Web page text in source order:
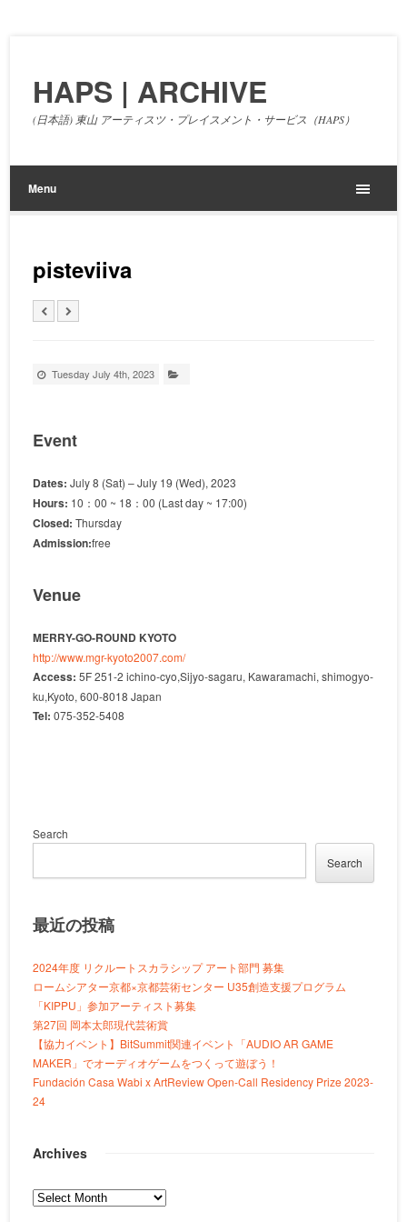
HAPS | ARCHIVE
(日本語) 東山 アーティスツ・プレイスメント・サービス（HAPS）
Menu
pisteviiva
Tuesday July 4th, 2023
Event
Dates: July 8 (Sat) – July 19 (Wed), 2023
Hours: 10：00 ~ 18：00 (Last day ~ 17:00)
Closed: Thursday
Admission:free
Venue
MERRY-GO-ROUND KYOTO
http://www.mgr-kyoto2007.com/
Access: 5F 251-2 ichino-cyo,Sijyo-sagaru, Kawaramachi, shimogyo-
ku,Kyoto, 600-8018 Japan
Tel: 075-352-5408
Search
Search
最近の投稿
2024年度 リクルートスカラシップ アート部門 募集
ロームシアター京都×京都芸術センター U35創造支援プログラム
「KIPPU」参加アーティスト募集
第27回 岡本太郎現代芸術賞
【協力イベント】BitSummit関連イベント「AUDIO AR GAME
MAKER」でオーディオゲームをつくって遊ぼう！
Fundación Casa Wabi x ArtReview Open-Call Residency Prize 2023-
24
Archives
Archives